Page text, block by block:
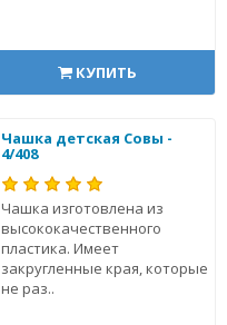
КУПИТЬ
Чашка детская Совы -
4/408
Чашка изготовлена из
высококачественного
пластика. Имеет
закругленные края, которые
не раз..